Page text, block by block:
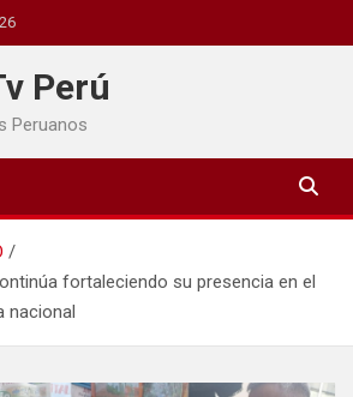
Perú
Peruanos
fortaleciendo su presencia en el
nacional